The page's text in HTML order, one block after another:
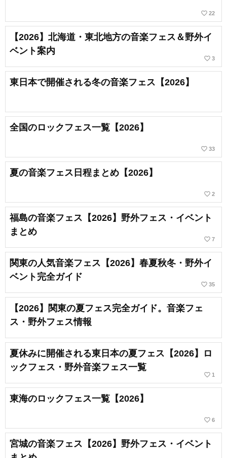
favorite_border 22
【2026】北海道・東北地方の音楽フェス＆野外イ
ベント案内
favorite_border 3
東日本で開催される冬の音楽フェス【2026】
全国のロックフェス一覧【2026】
favorite_border 33
夏の音楽フェス日程まとめ【2026】
favorite_border 2
福島の音楽フェス【2026】野外フェス・イベント
まとめ
favorite_border 7
関東の人気音楽フェス【2026】春夏秋冬・野外イ
ベント完全ガイド
favorite_border 35
【2026】関東の夏フェス完全ガイド。音楽フェ
ス・野外フェス情報
夏休みに開催される東日本の夏フェス【2026】ロ
ックフェス・野外音楽フェス一覧
favorite_border 1
東海のロックフェス一覧【2026】
favorite_border 6
宮城の音楽フェス【2026】野外フェス・イベント